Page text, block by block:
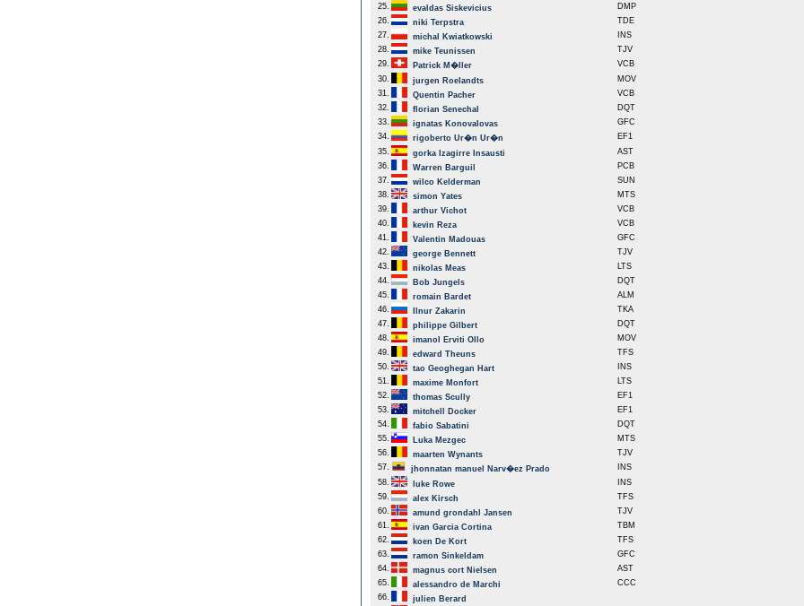
25.
evaldas Siskevicius DMP
26.
niki Terpstra TDE
27.
michal Kwiatkowski INS
28.
mike Teunissen TJV
29.
Patrick M�ller VCB
30.
jurgen Roelandts MOV
31.
Quentin Pacher VCB
32.
florian Senechal DQT
33.
ignatas Konovalovas GFC
34.
rigoberto Ur�n Ur�n EF1
35.
gorka Izagirre Insausti AST
36.
Warren Barguil PCB
37.
wilco Kelderman SUN
38.
simon Yates MTS
39.
arthur Vichot VCB
40.
kevin Reza VCB
41.
Valentin Madouas GFC
42.
george Bennett TJV
43.
nikolas Meas LTS
44.
Bob Jungels DQT
45.
romain Bardet ALM
46.
Ilnur Zakarin TKA
47.
philippe Gilbert DQT
48.
imanol Erviti Ollo MOV
49.
edward Theuns TFS
50.
tao Geoghegan Hart INS
51.
maxime Monfort LTS
52.
thomas Scully EF1
53.
mitchell Docker EF1
54.
fabio Sabatini DQT
55.
Luka Mezgec MTS
56.
maarten Wynants TJV
57.
jhonnatan manuel Narv�ez Prado INS
58.
luke Rowe INS
59.
alex Kirsch TFS
60.
amund grondahl Jansen TJV
61.
ivan Garcia Cortina TBM
62.
koen De Kort TFS
63.
ramon Sinkeldam GFC
64.
magnus cort Nielsen AST
65.
alessandro de Marchi CCC
66.
julien Berard